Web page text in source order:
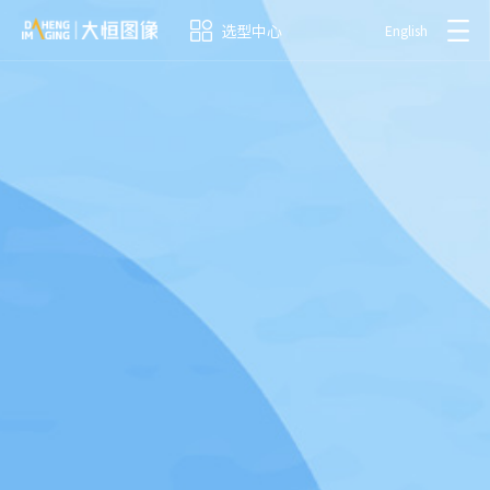
选型中心 English